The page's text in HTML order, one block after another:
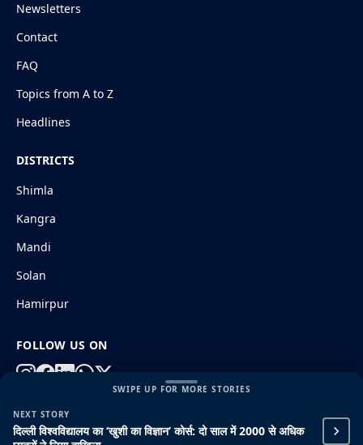
SWIPE UP FOR MORE STORIES
NEXT STORY
दिल्ली विश्वविद्यालय का ‘खुशी का विज्ञान’ कोर्स: दो साल में 2000 से अधिक
Newsletters
Contact
FAQ
Topics from A to Z
Headlines
DISTRICTS
Shimla
Kangra
Mandi
Solan
Hamirpur
FOLLOW US ON
© 2026 HimachalGovt.com
| Terms and Conditions | Disclaimer